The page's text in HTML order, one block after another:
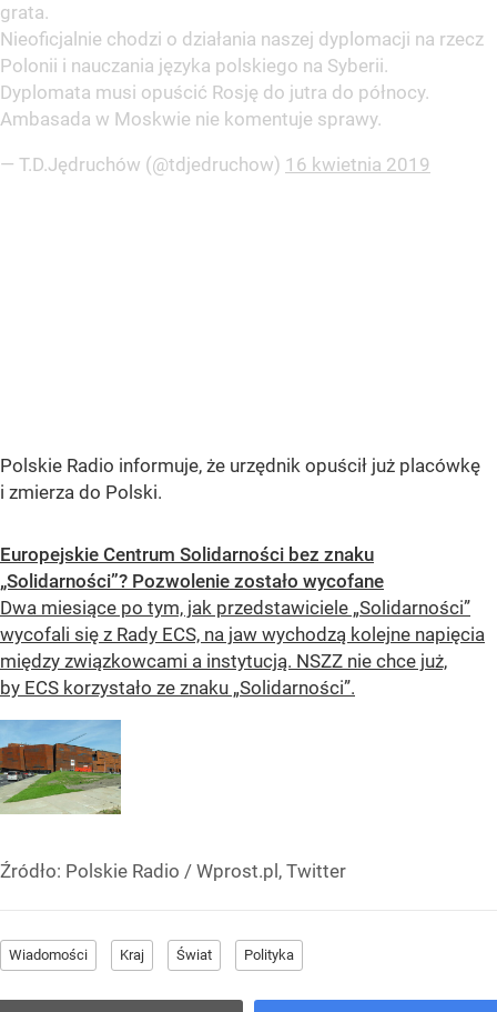
grata.
Nieoficjalnie chodzi o działania naszej dyplomacji na rzecz
Polonii i nauczania języka polskiego na Syberii.
Dyplomata musi opuścić Rosję do jutra do północy.
Ambasada w Moskwie nie komentuje sprawy.
— T.D.Jędruchów (@tdjedruchow) 16 kwietnia 2019
Polskie Radio informuje, że urzędnik opuścił już placówkę
i zmierza do Polski.
Europejskie Centrum Solidarności bez znaku
„Solidarności”? Pozwolenie zostało wycofane
Dwa miesiące po tym, jak przedstawiciele „Solidarności”
wycofali się z Rady ECS, na jaw wychodzą kolejne napięcia
między związkowcami a instytucją. NSZZ nie chce już,
by ECS korzystało ze znaku „Solidarności”.
Źródło: Polskie Radio / Wprost.pl, Twitter
Wiadomości Kraj Świat Polityka